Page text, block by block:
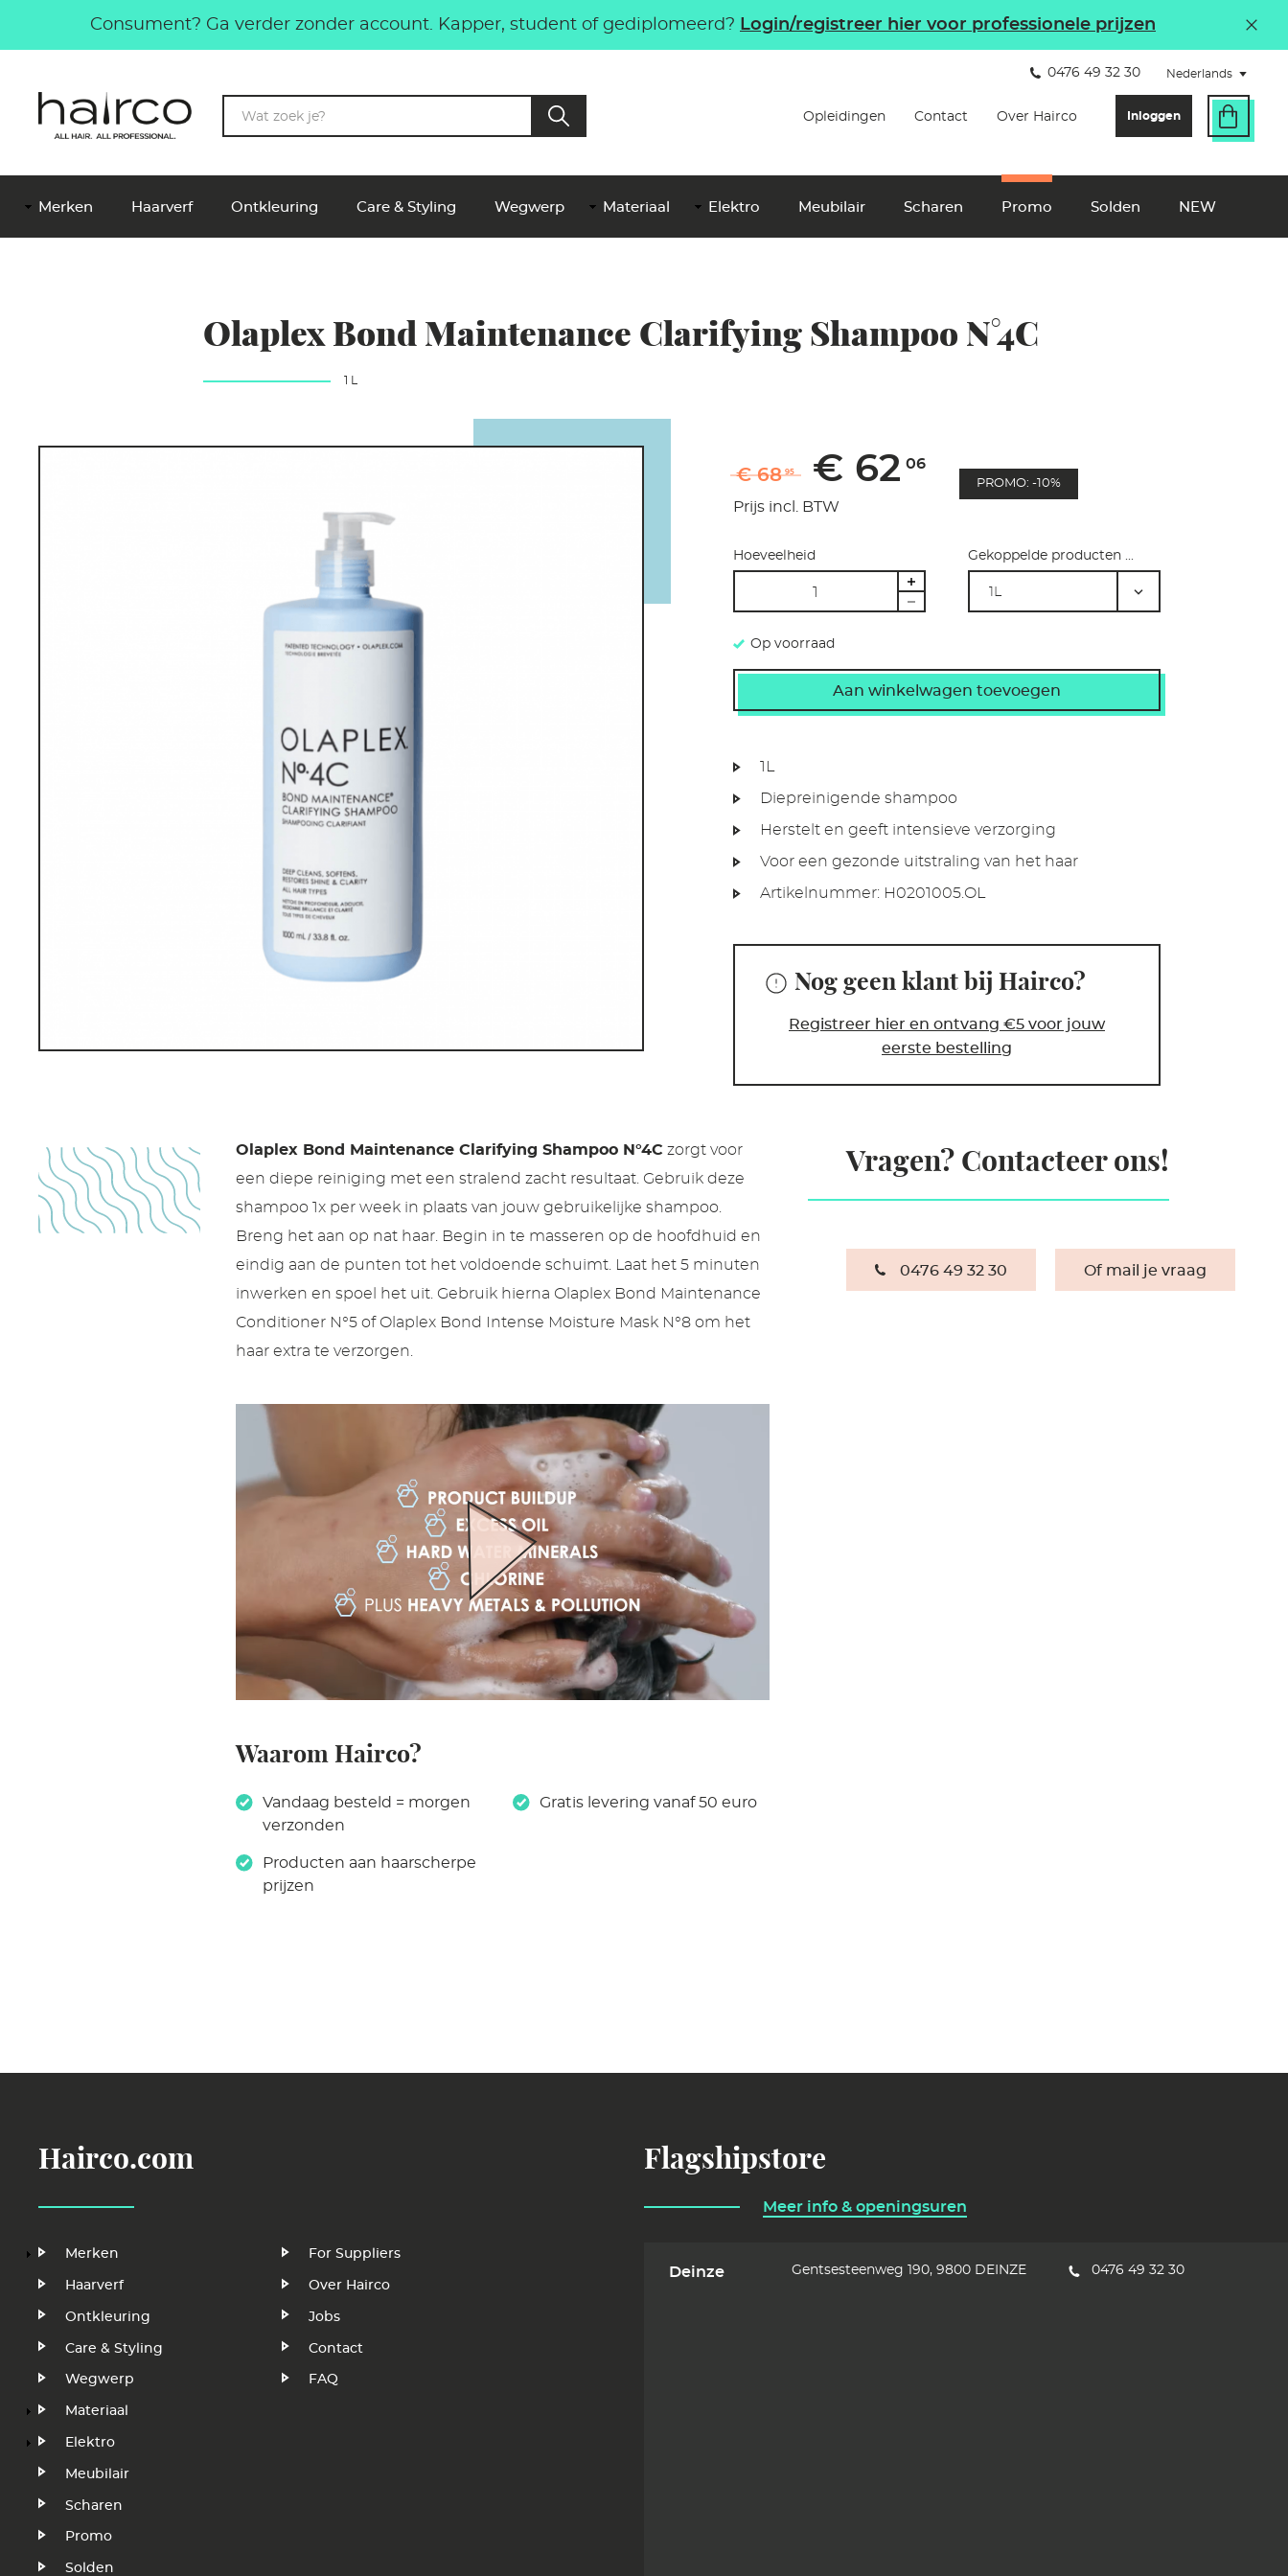
Overslaan en naar de inhoud gaan
Consument? Ga verder zonder account. Kapper, student of gediplomeerd? Login/registreer hier voor professionele prijzen
Trefwoorden
Top
Opleidingen Contact Over Hairco Inloggen
0476 49 32 30 Nederlands (click
select
another
Hoofdnavigatie
Merken Haarverf Ontkleuring Care & Styling Wegwerp Materiaal Elektro Meubilair Scharen Promo Solden NEW
Olaplex Bond Maintenance Clarifying Shampoo N°4C
1L
€ 68 95 € 62 06
Prijs incl. BTW
PROMO: -10%
Hoeveelheid Gekoppelde producten ...
1L
Op voorraad
1L
Diepreinigende shampoo
Herstelt en geeft intensieve verzorging
Voor een gezonde uitstraling van het haar
Artikelnummer: H0201005.OL
Nog geen klant bij Hairco?
Registreer hier en ontvang €5 voor jouw
eerste bestelling
Olaplex Bond Maintenance Clarifying Shampoo N°4C zorgt voor
een diepe reiniging met een stralend zacht resultaat. Gebruik deze
shampoo 1x per week in plaats van jouw gebruikelijke shampoo.
Breng het aan op nat haar. Begin in te masseren op de hoofdhuid en
eindig aan de punten tot het voldoende schuimt. Laat het 5 minuten
inwerken en spoel het uit. Gebruik hierna Olaplex Bond Maintenance
Conditioner N°5 of Olaplex Bond Intense Moisture Mask N°8 om het
haar extra te verzorgen.
Waarom Hairco?
Vandaag besteld = morgen
verzonden
Gratis levering vanaf 50 euro
Producten aan haarscherpe
prijzen
Vragen? Contacteer ons!
0476 49 32 30 Of mail je vraag
Hairco.com
Hoofdnavigatie
Merken
Haarverf
Ontkleuring
Care & Styling
Wegwerp
Materiaal
Elektro
Meubilair
Scharen
Promo
Solden
VoetFor Suppliers
Over Hairco
Jobs
Contact
FAQ
Flagshipstore
Meer info & openingsuren
Deinze Gentsesteenweg 190 9800 DEINZE 0476 49 32 30